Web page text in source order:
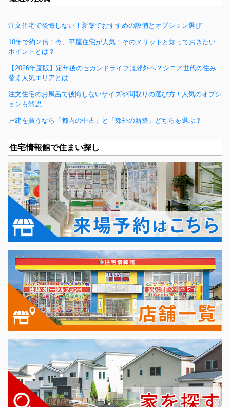
注文住宅で後悔しない！新築でおすすめの設備とオプション選び
10年で約２倍！今、平屋住宅が人気！そのメリットと知っておきたい
ポイントとは？
【2026年度版】定年後のセカンドライフは郊外へ？シニア世代の住み
替え人気エリアとは
注文住宅のお風呂で後悔しないサイズや間取りの選び方！人気のオプシ
ョンも解説
戸建を買うなら「都内の中古」と「郊外の新築」どちらを選ぶ？
住宅情報館で住まい探し